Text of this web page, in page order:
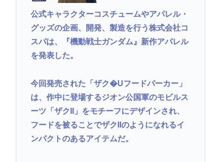
公式キャラクターコスチュームやアパレル・
グッズの企画、開発、製造を行う株式会社コ
スパは、『機動戦士ガンダム』新作アパレル
を発表した。
今回発売された「ザク�Uフードパーカー」
は、作中に登場するジオン公国軍のモビルス
ーツ「ザクII」をモチーフにデザインされ、
フードを被ることでザクIIのようになれるイ
ンパクトのあるアイテムだ。